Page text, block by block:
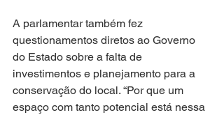
A parlamentar também fez
questionamentos diretos ao Governo
do Estado sobre a falta de
investimentos e planejamento para a
conservação do local. “Por que um
espaço com tanto potencial está nessa